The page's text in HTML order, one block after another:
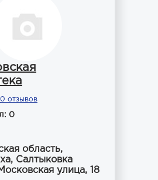
0 отзывов
0
область,
Салтыковка
улица, 18